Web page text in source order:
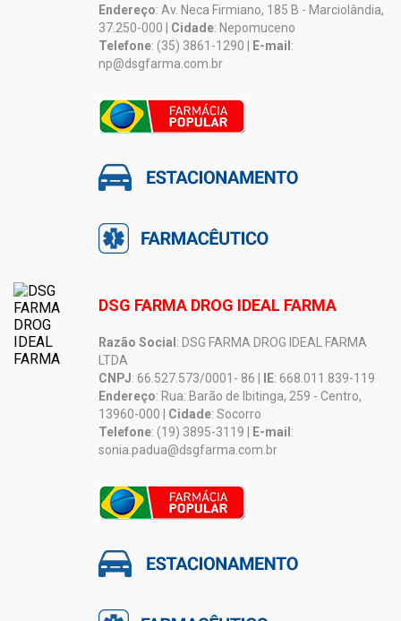
Endereço: Av. Neca Firmiano, 185 B - Marciolândia,
37.250-000 | Cidade: Nepomuceno
Telefone: (35) 3861-1290 | E-mail :
np@dsgfarma.com.br
DSG FARMA DROG IDEAL FARMA
Razão Social : DSG FARMA DROG IDEAL FARMA
LTDA
CNPJ: 66.527.573/0001- 86 | IE: 668.011.839-119
Endereço: Rua: Barão de Ibitinga, 259 - Centro,
13960-000 | Cidade: Socorro
Telefone: (19) 3895-3119 | E-mail :
sonia.padua@dsgfarma.com.br